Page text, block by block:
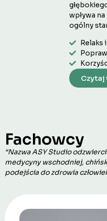
wpływa
ogólny
Relaks
Czytaj
Fachowcy
“Nazwa ASY Studio
medycyny wschodniej,
podejścia do zdrowia